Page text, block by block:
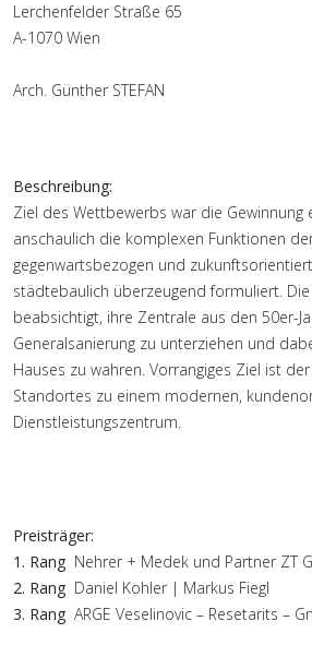
Lerchenfelder Straße 65
A-1070 Wien
Arch. Günther STEFAN
Beschreibung:
Ziel des Wettbewerbs war die Gewinnung
anschaulich die komplexen Funktionen
gegenwartsbezogen und
städtebaulich überzeugend formuliert.
beabsichtigt, ihre Zentrale aus den 50er-
Generalsanierung zu unterziehen und
Hauses zu wahren. Vorrangiges Ziel ist
Standortes zu einem modernen,
Dienstleistungszentrum.
Preisträger:
1. Rang Nehrer + Medek und Partner ZT
2. Rang Daniel Kohler | Markus Fiegl
3. Rang ARGE Veselinovic – Resetarits –